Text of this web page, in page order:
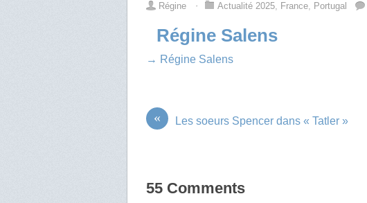
Régine ⋅ Actualité 2025, France, Portugal
Régine Salens
→ Régine Salens
« Les soeurs Spencer dans « Tatler »
55 Comments